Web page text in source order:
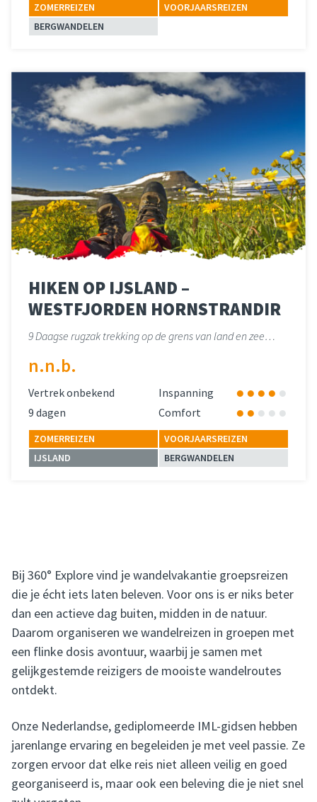
ZOMERREIZEN
VOORJAARSREIZEN
BERGWANDELEN
HIKEN OP IJSLAND –
WESTFJORDEN HORNSTRANDIR
9 Daagse rugzak trekking op de grens van land en zee…
n.n.b.
Vertrek onbekend
Inspanning
9 dagen
Comfort
ZOMERREIZEN
VOORJAARSREIZEN
IJSLAND
BERGWANDELEN
Bij 360° Explore vind je wandelvakantie groepsreizen
die je écht iets laten beleven. Voor ons is er niks beter
dan een actieve dag buiten, midden in de natuur.
Daarom organiseren we wandelreizen in groepen met
een flinke dosis avontuur, waarbij je samen met
gelijkgestemde reizigers de mooiste wandelroutes
ontdekt.
Onze Nederlandse, gediplomeerde IML-gidsen hebben
jarenlange ervaring en begeleiden je met veel passie. Ze
zorgen ervoor dat elke reis niet alleen veilig en goed
georganiseerd is, maar ook een beleving die je niet snel